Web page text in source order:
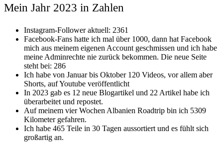
Mein Jahr 2023 in Zahlen
Instagram-Follower aktuell: 2361
Facebook-Fans hatte ich mal über 1000, dann hat Facebook
mich aus meinem eigenen Account geschmissen und ich habe
meine Adminrechte nie zurück bekommen. Die neue Seite
steht bei: 286
Ich habe von Januar bis Oktober 120 Videos, vor allem aber
Shorts, auf Youtube veröffentlicht
In 2023 gab es 12 neue Blogartikel und 22 Artikel habe ich
überarbeitet und repostet.
Auf meinem vier Wochen Albanien Roadtrip bin ich 5309
Kilometer gefahren.
Ich habe 465 Teile in 30 Tagen aussortiert und es fühlt sich
großartig an.